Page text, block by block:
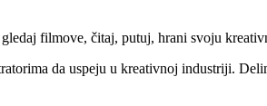
filmove, čitaj, putuj, hrani svoju
da uspeju u kreativnoj industriji.